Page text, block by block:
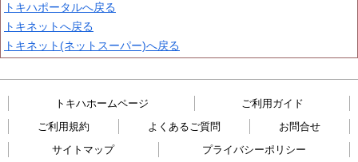
トキハポータルへ戻る
トキネットへ戻る
トキネット(ネットスーパー)へ戻る
トキハホームページ
ご利用ガイド
ご利用規約
よくあるご質問
お問合せ
サイトマップ
プライバシーポリシー